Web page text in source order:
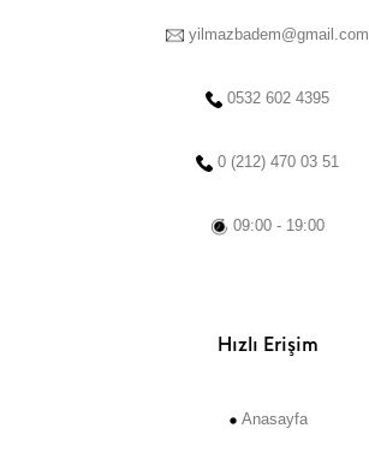
yilmazbadem@gmail.com
0532 602 4395
0 (212) 470 03 51
09:00 - 19:00
Hızlı Erişim
Anasayfa